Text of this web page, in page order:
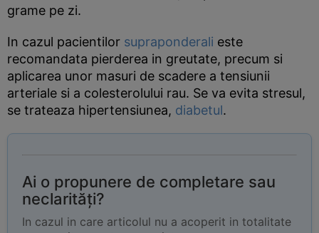
grame pe zi.
In cazul pacientilor supraponderali este
recomandata pierderea in greutate, precum si
aplicarea unor masuri de scadere a tensiunii
arteriale si a colesterolului rau. Se va evita stresul,
se trateaza hipertensiunea, diabetul.
Ai o propunere de completare sau
neclarități?
In cazul in care articolul nu a acoperit in totalitate